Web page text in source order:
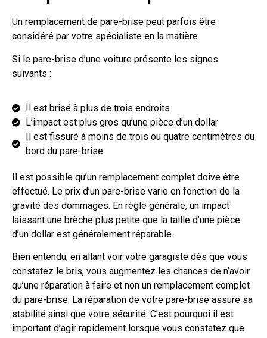
Un remplacement de pare-brise peut parfois être
considéré par votre spécialiste en la matière.
Si le pare-brise d’une voiture présente les signes
suivants :
Il est brisé à plus de trois endroits
L’impact est plus gros qu’une pièce d’un dollar
Il est fissuré à moins de trois ou quatre centimètres du
bord du pare-brise
Il est possible qu’un remplacement complet doive être
effectué. Le prix d’un pare-brise varie en fonction de la
gravité des dommages. En règle générale, un impact
laissant une brèche plus petite que la taille d’une pièce
d’un dollar est généralement réparable.
Bien entendu, en allant voir votre garagiste dès que vous
constatez le bris, vous augmentez les chances de n’avoir
qu’une réparation à faire et non un remplacement complet
du pare-brise. La réparation de votre pare-brise assure sa
stabilité ainsi que votre sécurité. C’est pourquoi il est
important d’agir rapidement lorsque vous constatez que